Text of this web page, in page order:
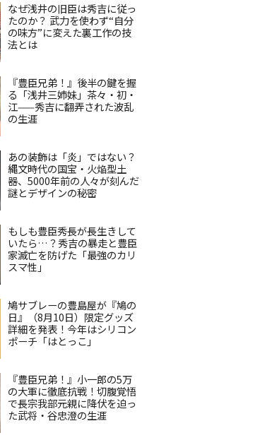
なぜ浅井の旧臣は秀吉に従っ
たのか？ 武力を使わず“自分
の味方”に変えた裏工作の技
法とは
『豊臣兄弟！』後半の鍵を握
る「浅井三姉妹」茶々・初・
江——秀吉に翻弄された波乱
の生涯
あの装飾は「炎」ではない？
縄文時代の国宝・火焔型土
器、5000年前の人々が刻んだ
謎とデザインの秘密
もしも豊臣秀長が長生きして
いたら…？秀吉の暴走と豊臣
家滅亡を防げた「最強のカリ
スマ性」
鳩サブレーの豊島屋が『鳩の
日』（8月10日）限定グッズ
詳細を発表！今年はシリコン
ポーチ「はとっこ」
『豊臣兄弟！』小一郎の5万
の大軍に徹底抗戦！切腹覚悟
で長宗我部元親に降伏を迫っ
た武将・谷忠澄の生涯